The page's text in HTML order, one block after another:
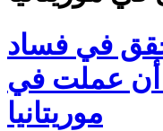
في فساد
عملت في
موريتانيا